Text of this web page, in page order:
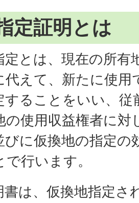
定証明とは
定とは、現在の所有
代えて、新たに使用
することをいい、従
の使用収益権者に対
びに仮換地の指定の
行います。
書は、仮換地指定さ